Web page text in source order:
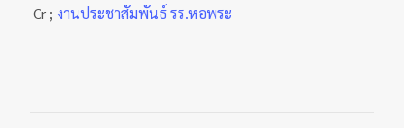
Cr ; งานประชาสัมพันธ์ รร.หอพระ